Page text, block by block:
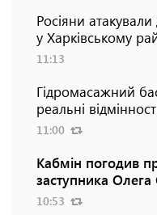
Росіяни
у Харківському
11:13
Гідромасажний
реальні
11:00
Кабмін погодив
заступника Олега
10:53